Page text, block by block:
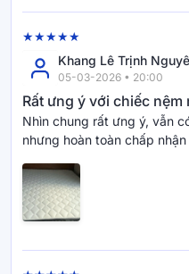
Khang Lê Trịnh
05-03-2026 • 20:00
Rất ưng ý với chiếc nệm
Nhìn chung rất ưng ý, vẫn
nhưng hoàn toàn chấp